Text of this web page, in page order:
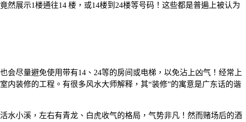
展示1楼通往14 楼，或14楼到24楼等号码！这些都是普遍上被认为
尽量避免使用带有14、24等的房间或电梯，以免沾上凶气！经常上
装修的工程。有很多风水大师解释，其“装修”的寓意是广东话的谐
水小溪，左右有青龙、白虎收气的格局，气势非凡！然而赌场后的酒